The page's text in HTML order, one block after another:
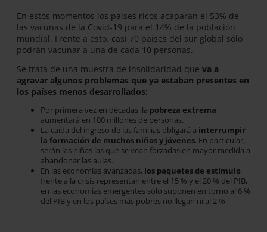
En estos momentos los países ricos acaparan el 53% de
las vacunas de la Covid-19 para el 14% de la población
mundial. Frente a esto, casi 70 países del sur global sólo
podrán vacunar a una de cada 10 personas.
Se trata de una muestra de insolidaridad que va a
agravar algunos problemas que ya estaban presentes en
los países menos desarrollados:
Por primera vez en décadas, la pobreza extrema
aumentará en 100 millones de personas.
La caída del ingreso de las familias obligará a interrumpir
la formación de muchos niños y jóvenes. En particular,
serán las niñas las que se vean forzadas en mayor medida a
abandonar las aulas.
En las economías avanzadas, los paquetes de estímulo
frente a la crisis representan entre el 15 % y el 20 % del PIB,
en las economías emergentes sólo suponen en torno al 6 %
del PIB y en los países más pobres no llegan ni al 2 %.